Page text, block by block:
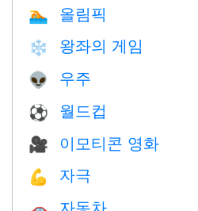
🏊 올림픽
❄️ 왕좌의 게임
👽 우주
⚽ 월드컵
🎥 이모티콘 영화
💪 자극